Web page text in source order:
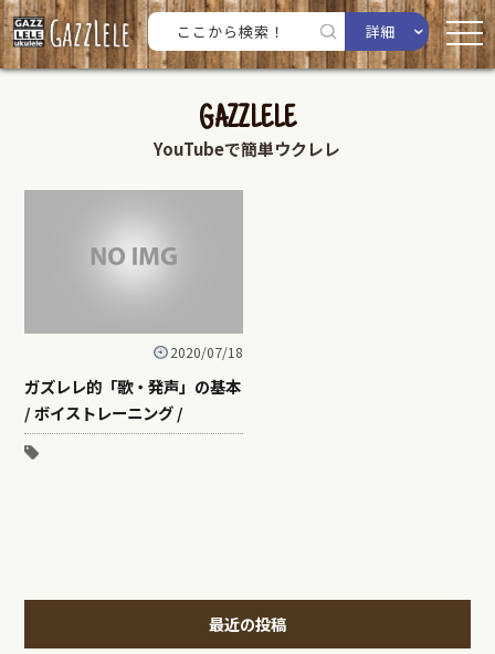
詳細
GAZZLELE
YouTubeで簡単ウクレレ
2020/07/18
ガズレレ的「歌・発声」の基本
/ ボイストレーニング /
最近の投稿